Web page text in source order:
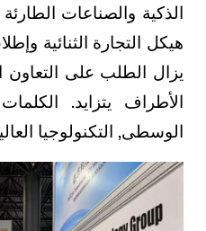
الذكية والصناعات
هيكل التجارة الثنائية
يزال الطلب على التعاون
الأطراف يتزايد.
الوسطى, التكنولوجيا